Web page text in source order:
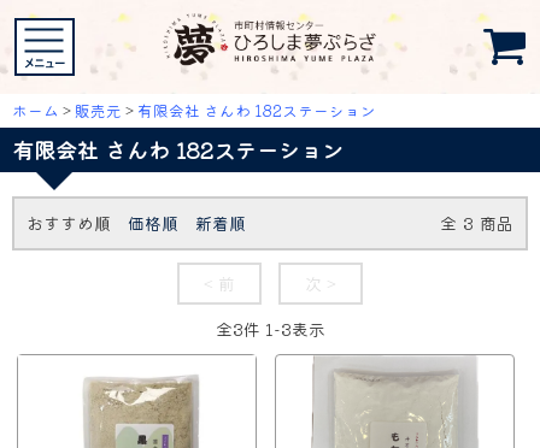
ホーム > 販売元 > 有限会社 さんわ 182ステーション
有限会社 さんわ 182ステーション
おすすめ順 価格順 新着順 全 3 商品
< 前
次 >
全3件 1-3表示